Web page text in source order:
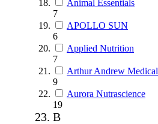
Animal Essentials
7
APOLLO SUN
6
Applied Nutrition
7
Arthur Andrew Medical
9
Aurora Nutrascience
19
B